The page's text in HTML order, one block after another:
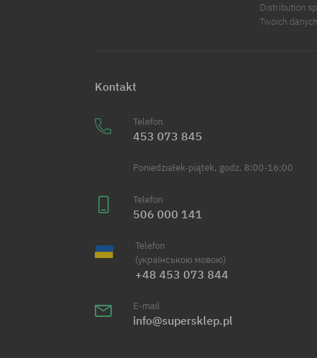
Distribution
Twoich
Kontakt
Telefon
453 073 845
Poniedziałek-piątek, godz. 8:00-16:00
Telefon
506 000 141
Telefon
(українською мовою)
+48 453 073 844
E-mail
info@supersklep.pl